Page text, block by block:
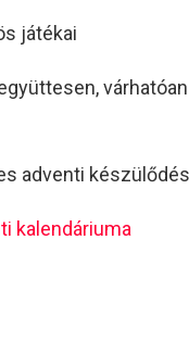
játékai
adventi
kalendáriuma